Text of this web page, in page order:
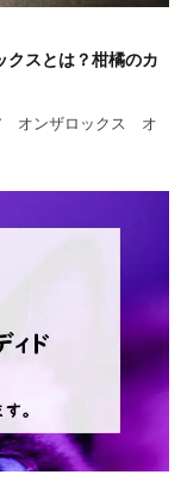
クスとは？柑橘のカ
オンザロックス オ